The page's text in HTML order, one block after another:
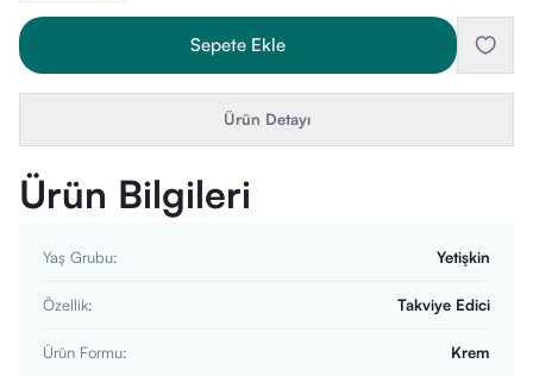
Sepete Ekle
Ürün Detayı
Ürün Bilgileri
Yaş Grubu: Yetişkin
Özellik: Takviye Edici
Ürün Formu: Krem